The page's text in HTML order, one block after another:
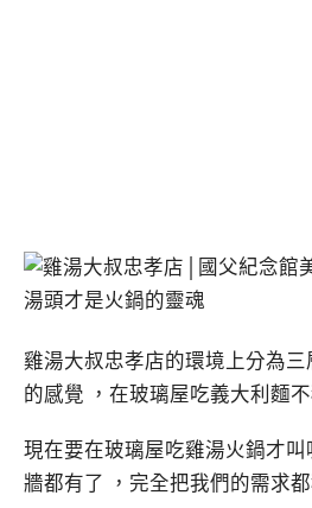
雞湯大叔忠孝店的環境上分為
的感覺 ，在玻璃屋吃義大利麵
現在要在玻璃屋吃雞湯火鍋才
牆都有了 ，完全把我們的需求